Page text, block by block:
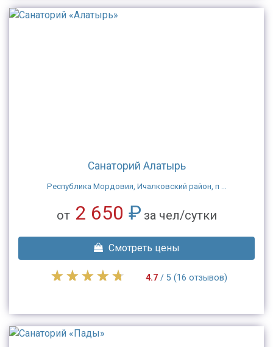
Санаторий Алатырь
Республика Мордовия, Ичалковский район, п ...
от 2 650 ₽ за чел/сутки
Смотреть цены
4.7/ 5 (16 отзывов)